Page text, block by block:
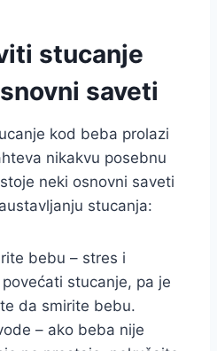
stucanje
saveti
kod beba prolazi
nikakvu posebnu
neki osnovni saveti
stucanja:
bebu – stres i
stucanje, pa je
da smirite bebu.
– ako beba nije